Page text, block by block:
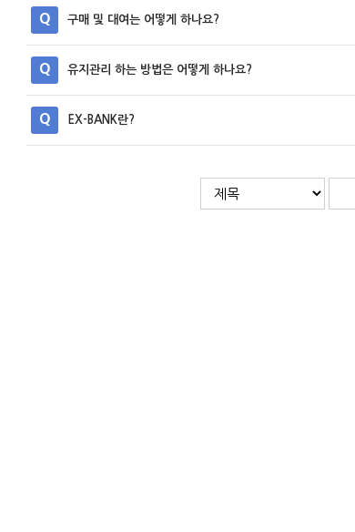
Q 구매 및 대여는 어떻게 하나요?
Q 유지관리 하는 방법은 어떻게 하나요?
Q EX-BANK란?